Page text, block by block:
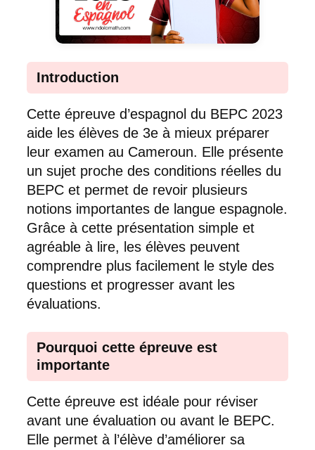
Introduction
Cette épreuve d’espagnol du BEPC 2023
aide les élèves de 3e à mieux préparer
leur examen au Cameroun. Elle présente
un sujet proche des conditions réelles du
BEPC et permet de revoir plusieurs
notions importantes de langue espagnole.
Grâce à cette présentation simple et
agréable à lire, les élèves peuvent
comprendre plus facilement le style des
questions et progresser avant les
évaluations.
Pourquoi cette épreuve est
importante
Cette épreuve est idéale pour réviser
avant une évaluation ou avant le BEPC.
Elle permet à l’élève d’améliorer sa